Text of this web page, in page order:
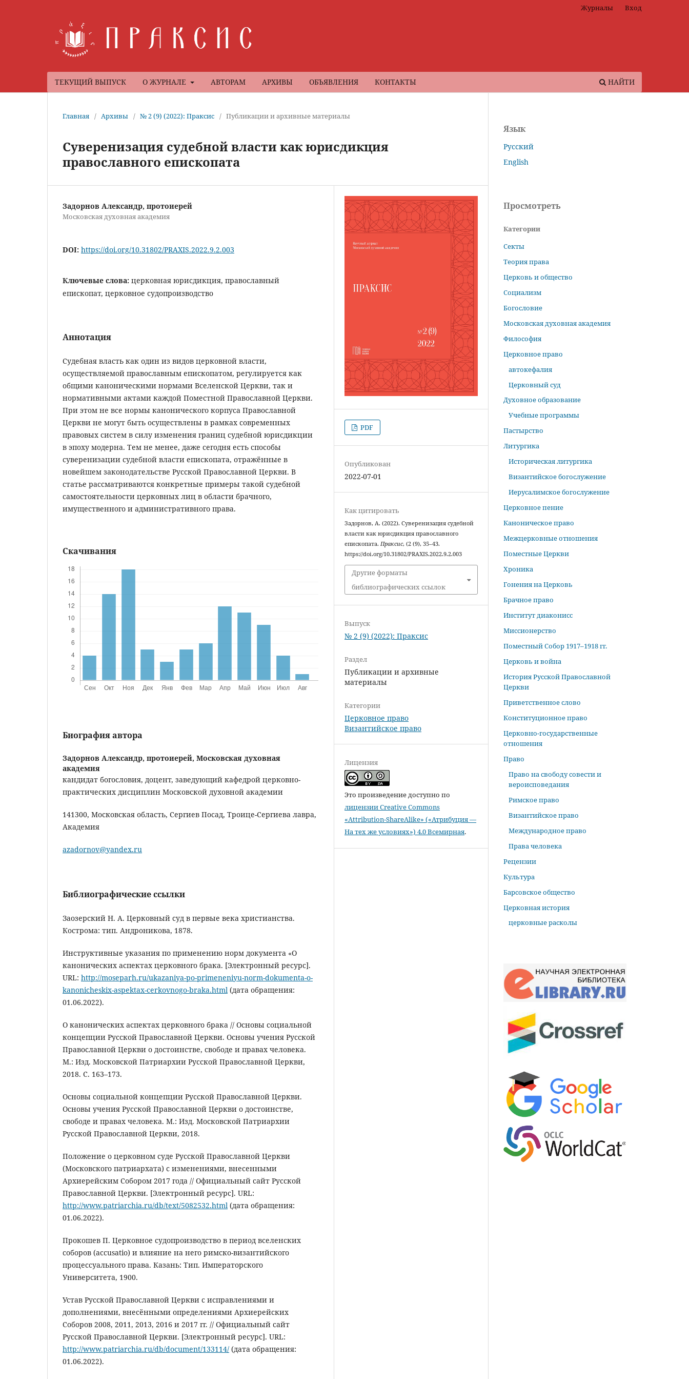
ТЕКУЩИЙ ВЫПУСК О ЖУРНАЛЕ АВТОРАМ АРХИВЫ ОБЪЯВЛЕНИЯ КОНТАКТЫ НАЙТИ
Журналы Вход
Главная / Архивы / № 2 (9) (2022): Праксис / Публикации и архивные материалы
Суверенизация судебной власти как юрисдикция
православного епископата
Задорнов Александр, протоиерей
Московская духовная академия
DOI: https://doi.org/10.31802/PRAXIS.2022.9.2.003
Ключевые слова: церковная юрисдикция, православный
епископат, церковное судопроизводство
Аннотация
Судебная власть как один из видов церковной власти,
осуществляемой православным епископатом, регулируется как
общими каноническими нормами Вселенской Церкви, так и
нормативными актами каждой Поместной Православной Церкви.
При этом не все нормы канонического корпуса Православной
Церкви не могут быть осуществлены в рамках современных
правовых систем в силу изменения границ судебной юрисдикции
в эпоху модерна. Тем не менее, даже сегодня есть способы
суверенизации судебной власти епископата, отражённые в
новейшем законодательстве Русской Православной Церкви. В
статье рассматриваются конкретные примеры такой судебной
самостоятельности церковных лиц в области брачного,
имущественного и административного права.
Скачивания
Биография автора
Задорнов Александр, протоиерей, Московская духовная
академия
кандидат богословия, доцент, заведующий кафедрой церковно-
практических дисциплин Московской духовной академии
141300, Московская область, Сергиев Посад, Троице-Сергиева лавра,
Академия
azadornov@yandex.ru
Библиографические ссылки
Заозерский Н. А. Церковный суд в первые века христианства.
Кострома: тип. Андроникова, 1878.
Инструктивные указания по применению норм документа «О
канонических аспектах церковного брака. [Электронный ресурс].
URL: http://moseparh.ru/ukazaniya-po-primeneniyu-norm-dokumenta-o-
kanonicheskix-aspektax-cerkovnogo-braka.html (дата обращения:
01.06.2022).
О канонических аспектах церковного брака // Основы социальной
концепции Русской Православной Церкви. Основы учения Русской
Православной Церкви о достоинстве, свободе и правах человека.
М.: Изд. Московской Патриархии Русской Православной Церкви,
2018. С. 163–173.
Основы социальной концепции Русской Православной Церкви.
Основы учения Русской Православной Церкви о достоинстве,
свободе и правах человека. М.: Изд. Московской Патриархии
Русской Православной Церкви, 2018.
Положение о церковном суде Русской Православной Церкви
(Московского патриархата) с изменениями, внесенными
Архиерейским Собором 2017 года // Официальный сайт Русской
Православной Церкви. [Электронный ресурс]. URL:
http://www.patriarchia.ru/db/text/5082532.html (дата обращения:
01.06.2022).
Прокошев П. Церковное судопроизводство в период вселенских
соборов (accusatio) и влияние на него римско-византийского
процессуального права. Казань: Тип. Императорского
Университета, 1900.
Устав Русской Православной Церкви с исправлениями и
дополнениями, внесёнными определениями Архиерейских
Соборов 2008, 2011, 2013, 2016 и 2017 гг. // Официальный сайт
Русской Православной Церкви. [Электронный ресурс]. URL:
http://www.patriarchia.ru/db/document/133114/ (дата обращения:
01.06.2022).
PDF
Опубликован
2022-07-01
Как цитировать
Задорнов, А. (2022). Суверенизация судебной
власти как юрисдикция православного
епископата.Праксис, (2 (9), 35–43.
https://doi.org/10.31802/PRAXIS.2022.9.2.003
Другие форматы
библиографических ссылок
Выпуск
№ 2 (9) (2022): Праксис
Раздел
Публикации и архивные
материалы
Категории
Церковное право
Византийское право
Лицензия
Это произведение доступно по
лицензии Creative Commons
«Attribution-ShareAlike» («Атрибуция —
На тех же условиях») 4.0 Всемирная.
Язык
Русский
English
Просмотреть
Категории
Секты
Теория права
Церковь и общество
Социализм
Богословие
Московская духовная академия
Философия
Церковное право
автокефалия
Церковный суд
Духовное образование
Учебные программы
Пастырство
Литургика
Историческая литургика
Византийское богослужение
Иерусалимское богослужение
Церковное пение
Каноническое право
Межцерковные отношения
Поместные Церкви
Хроника
Гонения на Церковь
Брачное право
Институт диаконисс
Миссионерство
Поместный Собор 1917–1918 гг.
Церковь и война
История Русской Православной
Церкви
Приветственное слово
Конституционное право
Церковно-государственные
отношения
Право
Право на свободу совести и
вероисповедания
Римское право
Византийское право
Международное право
Права человека
Рецензии
Культура
Барсовское общество
Церковная история
церковные расколы